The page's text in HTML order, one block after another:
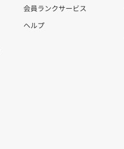
会員ランクサービス
ヘルプ